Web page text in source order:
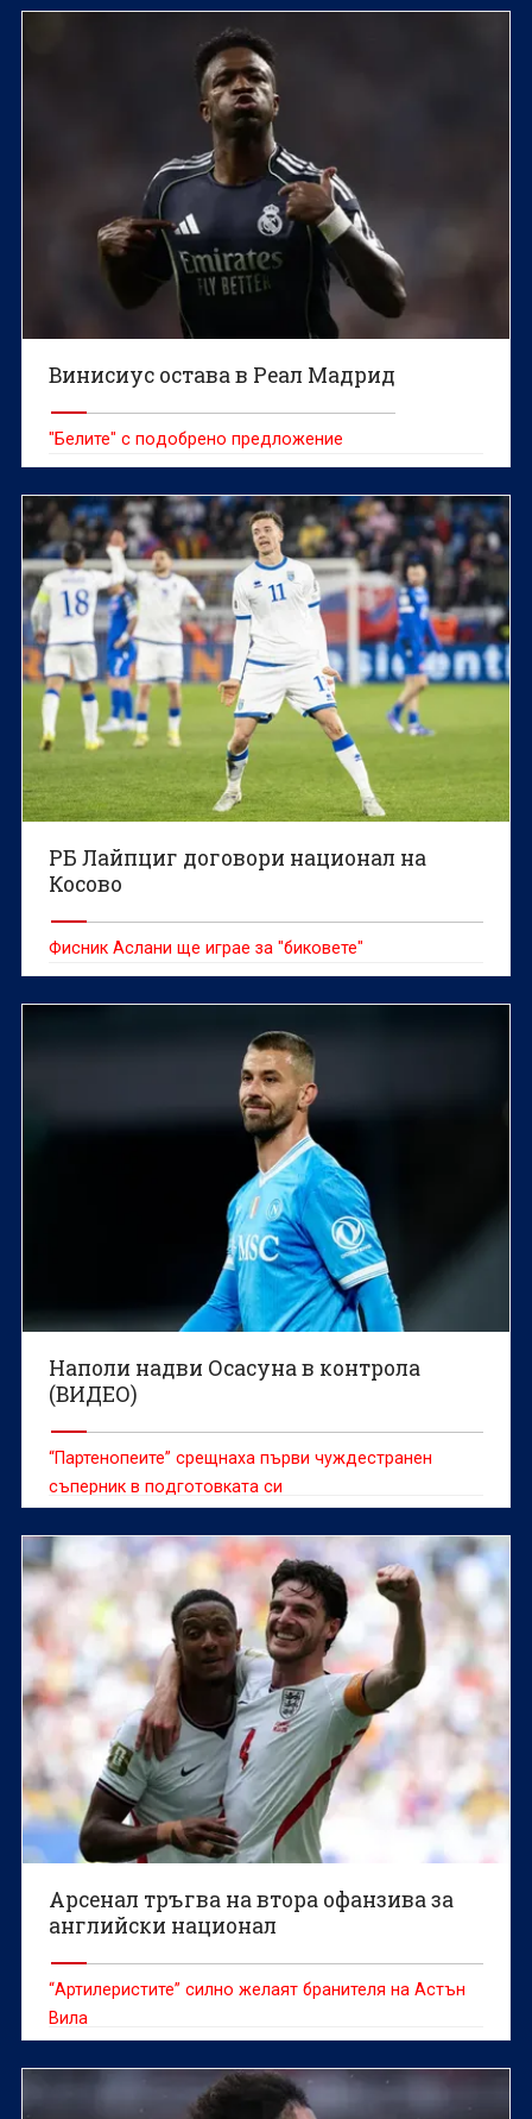
Винисиус остава в Реал Мадрид
"Белите" с подобрено предложение
РБ Лайпциг договори национал на
Косово
Фисник Аслани ще играе за "биковете"
Наполи надви Осасуна в контрола
(ВИДЕО)
“Партенопеите” срещнаха първи чуждестранен
съперник в подготовката си
Арсенал тръгва на втора офанзива за
английски национал
“Артилеристите” силно желаят бранителя на Астън
Вила